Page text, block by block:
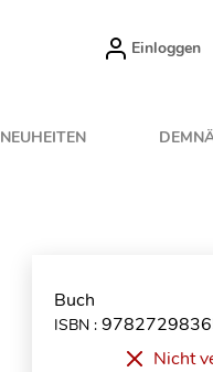
Einloggen
NEUHEITEN
Buch
ISBN :
Nicht